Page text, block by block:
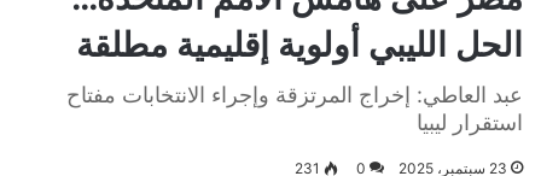
الحل الليبي أولوية إقليمية مطلقة
عبد العاطي: إخراج المرتزقة وإجراء الانتخابات مفتاح
استقرار ليبيا
23 سبتمبر، 2025 0
231